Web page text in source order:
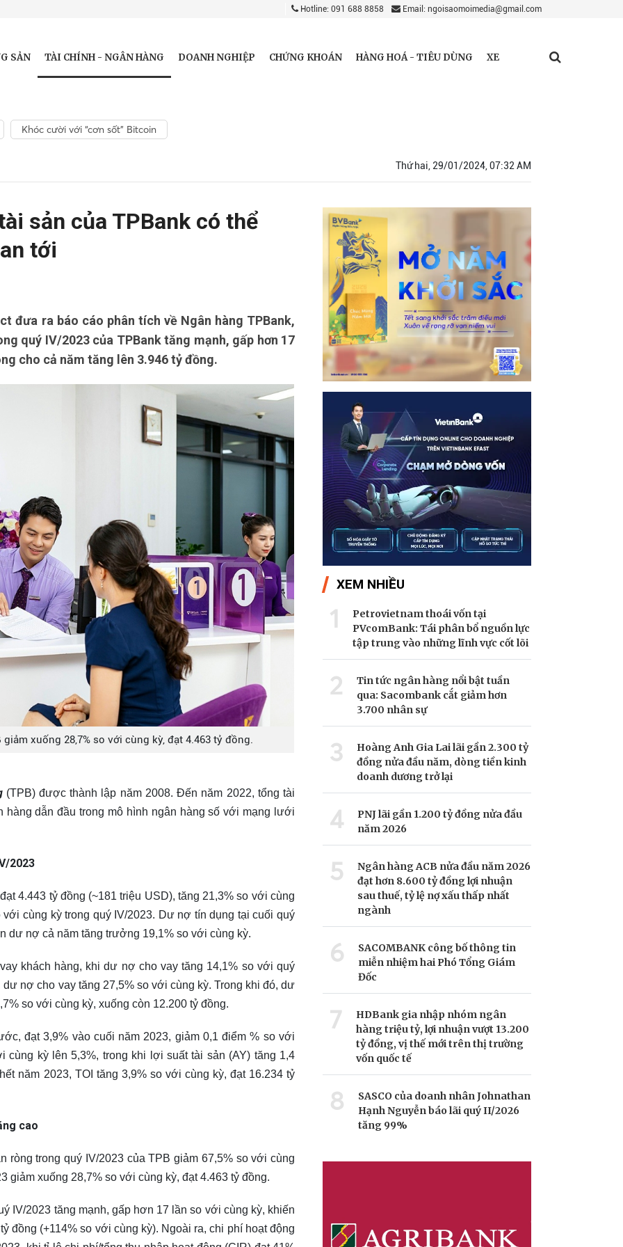
Hotline: 091 688 8858 Email: ngoisaomoimedia@gmail.com
SẢN TÀI CHÍNH - NGÂN HÀNG DOANH NGHIỆP CHỨNG KHOÁN HÀNG HOÁ - TIÊU DÙNG XE
Khóc cười với “cơn sốt” Bitcoin
Thứ hai, 29/01/2024, 07:32 AM
sản của TPBank có thể
tới
đưa ra báo cáo phân tích về Ngân hàng TPBank,
quý IV/2023 của TPBank tăng mạnh, gấp hơn 17
cho cả năm tăng lên 3.946 tỷ đồng.
xuống 28,7% so với cùng kỳ, đạt 4.463 tỷ đồng.
(TPB) được thành lập năm 2008. Đến năm 2022, tổng tài
dẫn đầu trong mô hình ngân hàng số với mạng lưới
2023
4.443 tỷ đồng (~181 triệu USD), tăng 21,3% so với cùng
cùng kỳ trong quý IV/2023. Dư nợ tín dụng tại cuối quý
dư nợ cả năm tăng trưởng 19,1% so với cùng kỳ.
khách hàng, khi dư nợ cho vay tăng 14,1% so với quý
nợ cho vay tăng 27,5% so với cùng kỳ. Trong khi đó, dư
so với cùng kỳ, xuống còn 12.200 tỷ đồng.
đạt 3,9% vào cuối năm 2023, giảm 0,1 điểm % so với
cùng kỳ lên 5,3%, trong khi lợi suất tài sản (AY) tăng 1,4
năm 2023, TOI tăng 3,9% so với cùng kỳ, đạt 16.234 tỷ
cao
ròng trong quý IV/2023 của TPB giảm 67,5% so với cùng
giảm xuống 28,7% so với cùng kỳ, đạt 4.463 tỷ đồng.
IV/2023 tăng mạnh, gấp hơn 17 lần so với cùng kỳ, khiến
đồng (+114% so với cùng kỳ). Ngoài ra, chi phí hoạt động
XEM NHIỀU
1
Petrovietnam thoái vốn tại
PVcomBank: Tái phân bổ nguồn lực
tập trung vào những lĩnh vực cốt lõi
2
Tin tức ngân hàng nổi bật tuần
qua: Sacombank cắt giảm hơn
3.700 nhân sự
3
Hoàng Anh Gia Lai lãi gần 2.300 tỷ
đồng nửa đầu năm, dòng tiền kinh
doanh dương trở lại
4
PNJ lãi gần 1.200 tỷ đồng nửa đầu
năm 2026
5
Ngân hàng ACB nửa đầu năm 2026
đạt hơn 8.600 tỷ đồng lợi nhuận
sau thuế, tỷ lệ nợ xấu thấp nhất
ngành
6
SACOMBANK công bố thông tin
miễn nhiệm hai Phó Tổng Giám
Đốc
7
HDBank gia nhập nhóm ngân
hàng triệu tỷ, lợi nhuận vượt 13.200
tỷ đồng, vị thế mới trên thị trường
vốn quốc tế
8
SASCO của doanh nhân Johnathan
Hạnh Nguyễn báo lãi quý II/2026
tăng 99%